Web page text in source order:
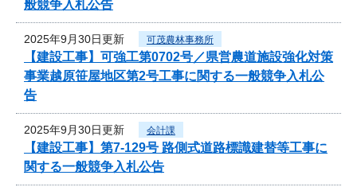
般競争入札公告
2025年9月30日更新 可茂農林事務所
【建設工事】可強工第0702号／県営農道施設強化対策
事業越原笹屋地区第2号工事に関する一般競争入札公
告
2025年9月30日更新 会計課
【建設工事】第7-129号 路側式道路標識建替等工事に
関する一般競争入札公告